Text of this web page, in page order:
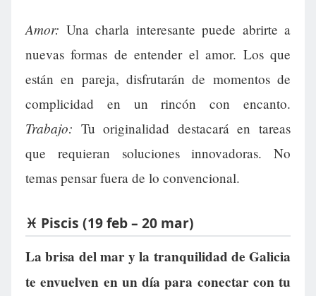
Amor: Una charla interesante puede abrirte a
nuevas formas de entender el amor. Los que
están en pareja, disfrutarán de momentos de
complicidad en un rincón con encanto.
Trabajo: Tu originalidad destacará en tareas
que requieran soluciones innovadoras. No
temas pensar fuera de lo convencional.
♓ Piscis (19 feb – 20 mar)
La brisa del mar y la tranquilidad de Galicia
te envuelven en un día para conectar con tu